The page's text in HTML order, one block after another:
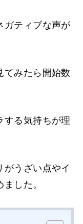
ガティブな声が
てみたら開始数
する気持ちが理
がうざい点やイ
した。